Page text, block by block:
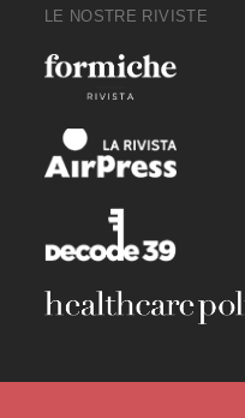
LE NOSTRE RIVISTE